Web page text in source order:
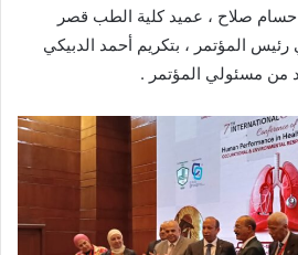
حسام صلاح ، عميد كلية الطب قصر
رئيس المؤتمر ، بتكريم أحمد الدبيكي
من مسئولي المؤتمر .